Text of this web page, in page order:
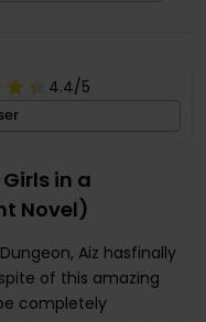
4.4/5
in a
Novel)
Aiz hasfinally
of this amazing
completely